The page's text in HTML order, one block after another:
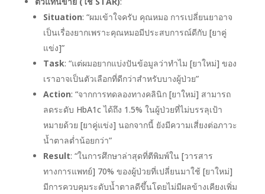
Situation: “ผมเข้าใจครับ คุณหมอ การเปลี่ยนยาอาจ
เป็นเรื่องยากเพราะคุณหมอมีประสบการณ์ดีกับ [ยาคู่
แข่ง]”
Task: “แต่ผมอยากแบ่งปันข้อมูลว่าทำไม [ยาใหม่] ของ
เราอาจเป็นตัวเลือกที่ดีกว่าสำหรับบางผู้ป่วย”
Action: “จากการทดลองทางคลินิก [ยาใหม่] สามารถ
ลดระดับ HbA1c ได้ถึง 1.5% ในผู้ป่วยที่ไม่บรรลุเป้า
หมายด้วย [ยาคู่แข่ง] นอกจากนี้ ยังมีความเสี่ยงต่อภาวะ
น้ำตาลต่ำน้อยกว่า”
Result: “ในการศึกษาล่าสุดที่ตีพิมพ์ใน [วารสาร
ทางการแพทย์] 70% ของผู้ป่วยที่เปลี่ยนมาใช้ [ยาใหม่]
มีการควบคุมระดับน้ำตาลดีขึ้นโดยไม่มีผลข้างเคียงเพิ่ม